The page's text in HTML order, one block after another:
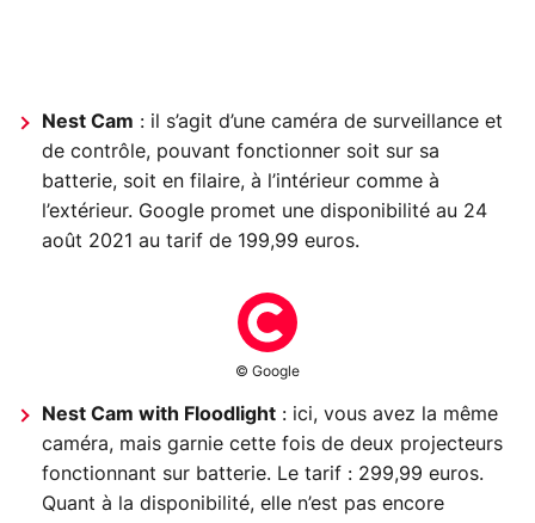
Nest Cam : il s’agit d’une caméra de surveillance et
de contrôle, pouvant fonctionner soit sur sa
batterie, soit en filaire, à l’intérieur comme à
l’extérieur. Google promet une disponibilité au 24
août 2021 au tarif de 199,99 euros.
© Google
Nest Cam with Floodlight : ici, vous avez la même
caméra, mais garnie cette fois de deux projecteurs
fonctionnant sur batterie. Le tarif : 299,99 euros.
Quant à la disponibilité, elle n’est pas encore